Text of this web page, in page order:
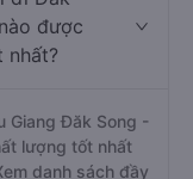
được
nhất?
Giang Đăk Song -
lượng tốt nhất
danh sách đầy